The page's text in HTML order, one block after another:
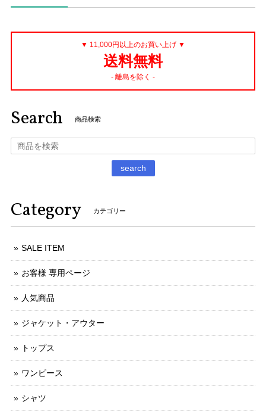
▼ 11,000円以上のお買い上げ ▼
送料無料
- 離島を除く -
Search 商品検索
search
Category カテゴリー
SALE ITEM
お客様 専用ページ
人気商品
ジャケット・アウター
トップス
ワンピース
シャツ